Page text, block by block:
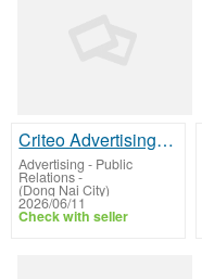
Criteo Advertising Specialist
Advertising - Public
Relations-
(Dong Nai City)
2026/06/11
Check with seller